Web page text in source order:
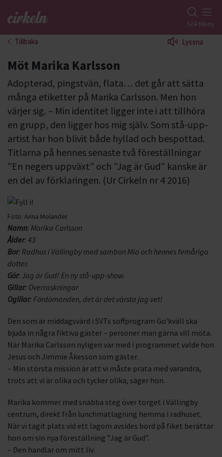
Gå till studiefrämjandets startsida SökMeny
Tillbaka Lyssna
Möt Marika Karlsson
Adopterad, pingstvän, flata… det går att sätta
många etiketter på Marika Carlsson. Men hon
värjer sig. – Min identitet ligger inte i att tillhöra
en grupp, den ligger hos mig själv. Som stå-upp-
artist har hon blivit både hyllad och bespottad.
Titlarna på hennes senaste två föreställningar
”En negers uppväxt” och ”Jag är Gud” kanske är
en del av förklaringen. (Ur Cirkeln nr 4 2016)
Foto: Anna Molander
Namn: Marika Carlsson
Ålder: 43
Bor: Radhus i Vällingby med sambon Mia och hennes femåriga
dotter.
Gör: Jag är Gud! En ny stå-upp-show.
Gillar: Överraskningar
Ogillar: Fördömanden, det är det värsta jag vet!
Den som är middagsvärd i SVTs soffprogram Go’kväll ska
bjuda in några fiktiva gäster – personer man gärna vill möta.
När Marika Carlsson nyligen var med i programmet valde hon
Jesus och Jimmie Åkesson som gäster.
– Min största mission är att vi måste prata med varandra,
trots att vi är olika och tycker olika, säger hon.
Marika kommer med snabba steg över torget i Vällingby
centrum, direkt från lunchmatlagning hemma i radhuset.
När vi tagit plats vid ett lagom avsides bord på fiket berättar
hon om sin nya föreställning ”Jag är Gud”.
– Den handlar om mitt liv.